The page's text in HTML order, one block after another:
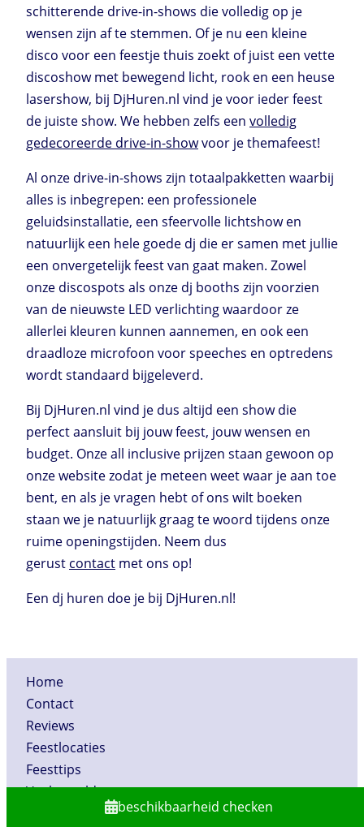
schitterende drive-in-shows die volledig op je
wensen zijn af te stemmen. Of je nu een kleine
disco voor een feestje thuis zoekt of juist een vette
discoshow met bewegend licht, rook en een heuse
lasershow, bij DjHuren.nl vind je voor ieder feest
de juiste show. We hebben zelfs een volledig
gedecoreerde drive-in-showvoor je themafeest!
Al onze drive-in-shows zijn totaalpakketten waarbij
alles is inbegrepen: een professionele
geluidsinstallatie, een sfeervolle lichtshow en
natuurlijk een hele goede dj die er samen met jullie
een onvergetelijk feest van gaat maken. Zowel
onze discospots als onze dj booths zijn voorzien
van de nieuwste LED verlichting waardoor ze
allerlei kleuren kunnen aannemen, en ook een
draadloze microfoon voor speeches en optredens
wordt standaard bijgeleverd.
Bij DjHuren.nl vind je dus altijd een show die
perfect aansluit bij jouw feest, jouw wensen en
budget. Onze all inclusive prijzen staan gewoon op
onze website zodat je meteen weet waar je aan toe
bent, en als je vragen hebt of ons wilt boeken
staan we je natuurlijk graag te woord tijdens onze
ruime openingstijden. Neem dus
gerust contact met ons op!
Een dj huren doe je bij DjHuren.nl!
beschikbaarheid checken
Home
Contact
Reviews
Feestlocaties
Feesttips
Veelgestelde vragen
Over DjHuren.nl